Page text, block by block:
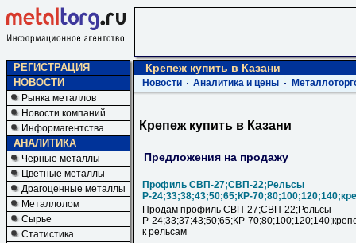
РЕГИСТРАЦИЯ
НОВОСТИ
Рынка металлов
Новости компаний
Информагентства
АНАЛИТИКА
Черные металлы
Цветные металлы
Драгоценные металлы
Металлолом
Сырье
Статистика
Крепеж купить в Казани
Новости Аналитика и цены
Крепеж купить в Казани
Предложения на продажу
Профиль СВП-27;СВП-22;Рельсы
Р-24;33;38;43;50;65;КР-
Продам профиль СВП-27;СВП-22;Рельсы
Р-24;33;37;43;50;65;КР-
к рельсам